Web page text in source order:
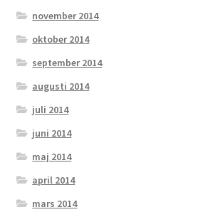
november 2014
oktober 2014
september 2014
augusti 2014
juli 2014
juni 2014
maj 2014
april 2014
mars 2014